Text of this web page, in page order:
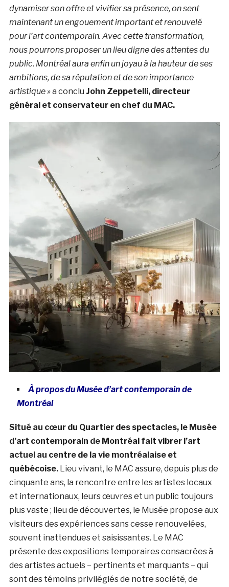
dynamiser son offre et vivifier sa présence, on sent
maintenant un engouement important et renouvelé
pour l’art contemporain. Avec cette transformation,
nous pourrons proposer un lieu digne des attentes du
public. Montréal aura enfin un joyau à la hauteur de ses
ambitions, de sa réputation et de son importance
artistique »a conclu John Zeppetelli, directeur
général et conservateur en chef du MAC.
À propos du Musée d’art contemporain de
Montréal
Situé au cœur du Quartier des spectacles, le Musée
d’art contemporain de Montréal fait vibrer l’art
actuel au centre de la vie montréalaise et
québécoise.Lieu vivant, le MAC assure, depuis plus de
cinquante ans, la rencontre entre les artistes locaux
et internationaux, leurs œuvres et un public toujours
plus vaste ; lieu de découvertes, le Musée propose aux
visiteurs des expériences sans cesse renouvelées,
souvent inattendues et saisissantes. Le MAC
présente des expositions temporaires consacrées à
des artistes actuels – pertinents et marquants – qui
sont des témoins privilégiés de notre société, de